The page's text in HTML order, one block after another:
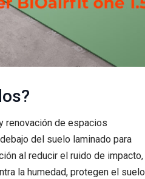
renovación de espacios
del suelo laminado para
al reducir el ruido de impacto,
la humedad, protegen el suelo